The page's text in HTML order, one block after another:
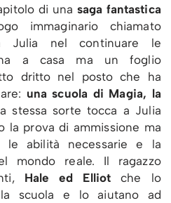
di una saga fantastica
immaginario chiamato
Julia nel continuare le
a casa ma un foglio
dritto nel posto che ha
una scuola di Magia, la
stessa sorte tocca a Julia
la prova di ammissione ma
le abilità necessarie e la
mondo reale. Il ragazzo
Hale ed Elliot che lo
scuola e lo aiutano ad